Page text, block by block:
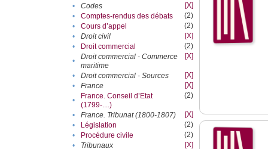
•
Codes
[X]
•
Comptes-rendus des débats
(2)
•
Cours d’appel
(2)
•
Droit civil
[X]
•
Droit commercial
(2)
•
Droit commercial - Commerce
maritime
[X]
• Droit commercial - Sources
[X]
•
France
[X]
•
France. Conseil d’Etat
(1799-....)
(2)
• France. Tribunat (1800-1807)
[X]
•
Législation
(2)
•
Procédure civile
(2)
•
Tribunaux
[X]